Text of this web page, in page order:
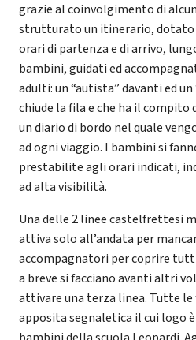
grazie al coinvolgimento di
strutturato un itinerario, dotato
orari di partenza e di arrivo,
bambini, guidati ed
adulti: un “autista” davanti ed
chiude la fila e che ha il
un diario di bordo nel quale
ad ogni viaggio. I bambini si
prestabilite agli orari indicati,
ad alta visibilità.
Una delle 2 linee castelfrettesi
attiva solo all’andata per
accompagnatori per coprire tutti
a breve si facciano avanti altri
attivare una terza linea. Tutte
apposita segnaletica il cui logo